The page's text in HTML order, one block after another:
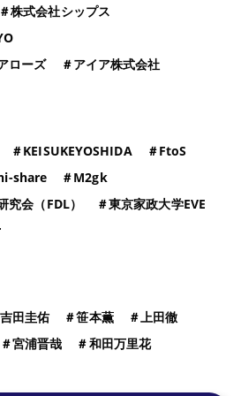
＃株式会社シップス
ローズ ＃アイア株式会社
＃KEISUKEYOSHIDA ＃FtoS
share ＃M2gk
究会（FDL） ＃東京家政大学EVE
吉田圭佑 ＃笹本薫 ＃上田徹
＃宮浦晋哉 ＃和田万里花